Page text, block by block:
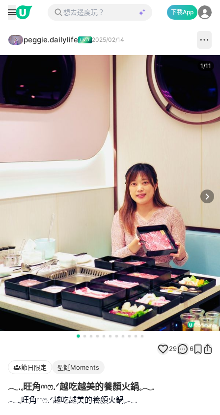
下載App
peggie.dailylife 2025/02/14
1/11
29 6
節日限定 聖誕Moments
𓂃.𓈒旺角𓎏ෆ.ᐟ越吃越美的養顏火鍋𓈒𓂃.
𓂃.𓈒旺角𓎏ෆ.ᐟ越吃越美的養顏火鍋𓈒𓂃.